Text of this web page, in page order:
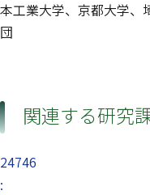
本工業大学、京都大学、
団
関連する研究
24746
: